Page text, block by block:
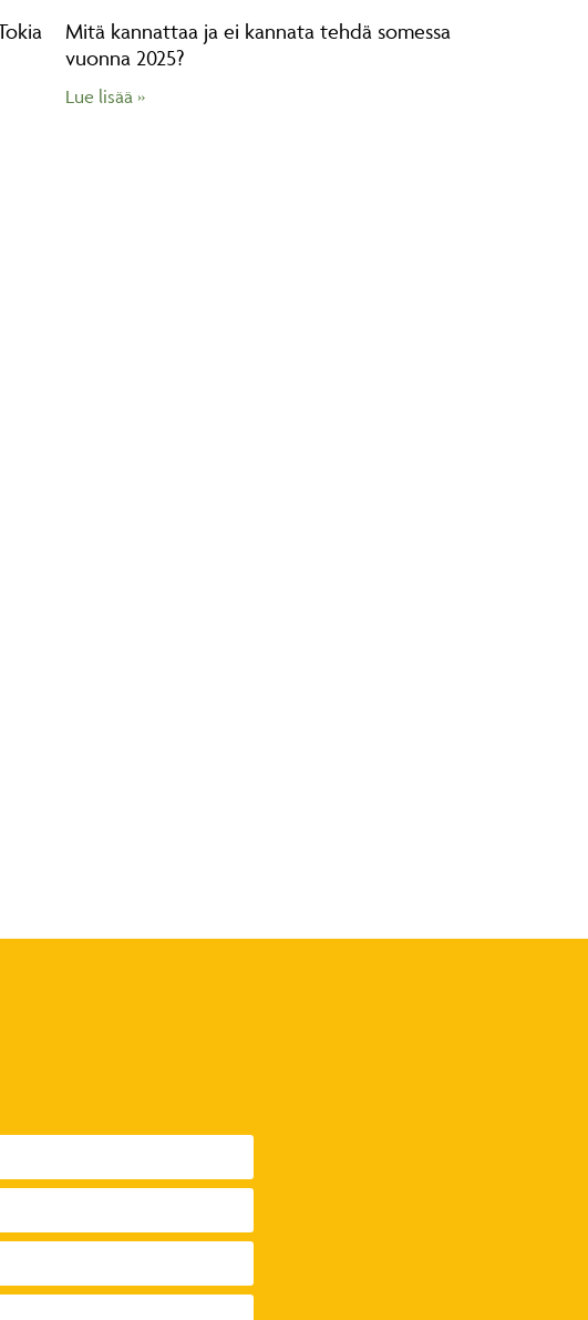
Mitä kannattaa ja ei kannata tehdä somessa
vuonna 2025?
Lue lisää »